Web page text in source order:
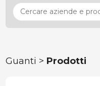
Guanti > Prodotti